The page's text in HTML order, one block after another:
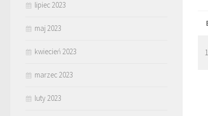
lipiec 2023
maj 2023
kwiecień 2023
marzec 2023
luty 2023